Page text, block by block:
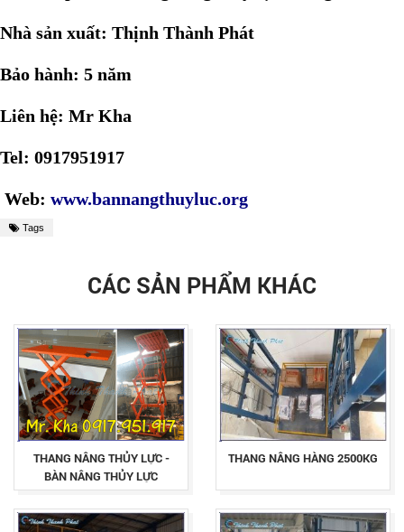
Nhà sản xuất: Thịnh Thành Phát
Bảo hành: 5 năm
Liên hệ: Mr Kha
Tel: 0917951917
Web: www.bannangthuyluc.org
Tags
CÁC SẢN PHẨM KHÁC
THANG NÂNG THỦY LỰC -
BÀN NÂNG THỦY LỰC
THANG NÂNG HÀNG 2500KG